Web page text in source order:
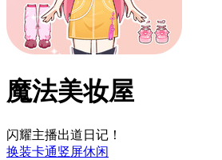
魔法美妆屋
闪耀主播出道日记！
换装卡通竖屏休闲